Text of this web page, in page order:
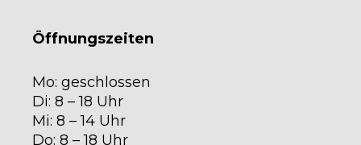
Öffnungszeiten
Mo: geschlossen
Di: 8 – 18 Uhr
Mi: 8 – 14 Uhr
Do: 8 – 18 Uhr